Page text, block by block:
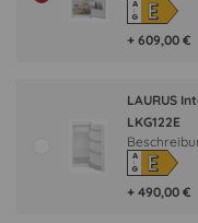
+ 609,00 €
A
↑G E
LAURUS
LKG122E
+ 490,00 €
A
↑G E